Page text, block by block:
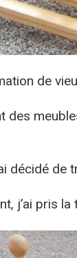
de
des
décidé de
j’ai pris